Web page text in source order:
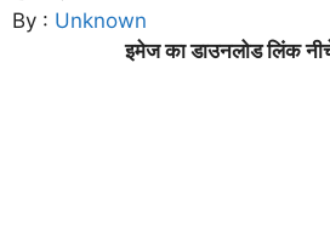
By : Unknown
इमेज का डाउनलोड लिंक